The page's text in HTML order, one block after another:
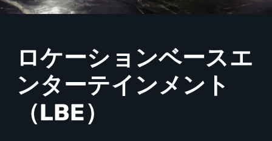
ス
エ
ン
タ
ロケーションベースエ
ンターテインメント
（LBE）